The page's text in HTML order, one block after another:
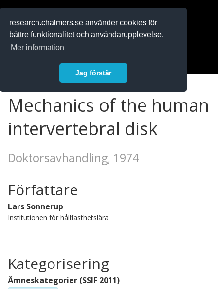
research.chalmers.se använder cookies för
bättre funktionalitet och användarupplevelse.
Mer information
Jag förstår
Mechanics of the human
intervertebral disk
Doktorsavhandling, 1974
Författare
Lars Sonnerup
Institutionen för hållfasthetslära
Kategorisering
Ämneskategorier (SSIF 2011)